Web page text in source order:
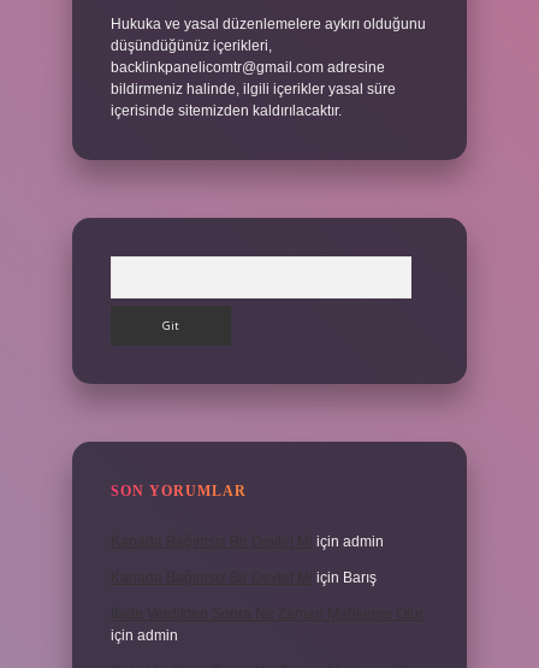
Hukuka ve yasal düzenlemelere aykırı olduğunu
düşündüğünüz içerikleri,
backlinkpanelicomtr@gmail.com adresine
bildirmeniz halinde, ilgili içerikler yasal süre
içerisinde sitemizden kaldırılacaktır.
SON YORUMLAR
için admin
için Barış
için admin